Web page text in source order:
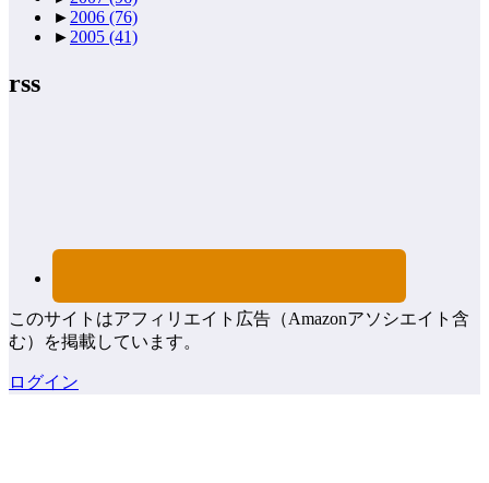
► 2006 (76)
► 2005 (41)
rss
このサイトはアフィリエイト広告（Amazonアソシエイト含
む）を掲載しています。
ログイン